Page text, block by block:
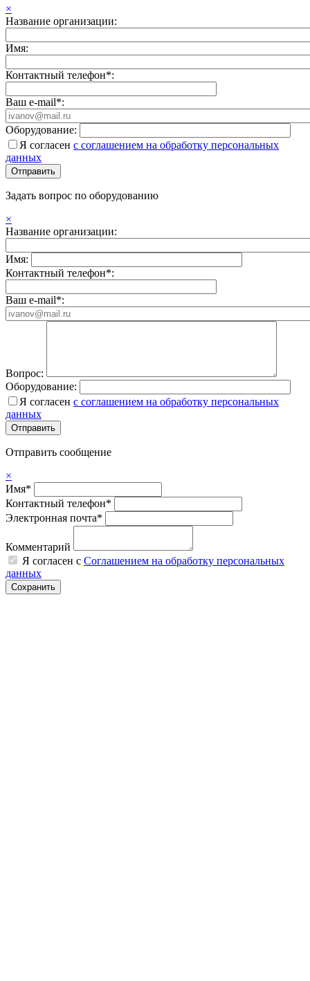
×
Название организации:
Имя:
Контактный телефон*:
Ваш e-mail*:
Оборудование:
Я согласен с соглашением на обработку персональных
данных
Задать вопрос по оборудованию
×
Название организации:
Имя:
Контактный телефон*:
Ваш e-mail*:
Вопрос:
Оборудование:
Я согласен с соглашением на обработку персональных
данных
Отправить сообщение
×
Имя*
Контактный телефон*
Электронная почта*
Комментарий
Я согласен с Соглашением на обработку персональных
данных